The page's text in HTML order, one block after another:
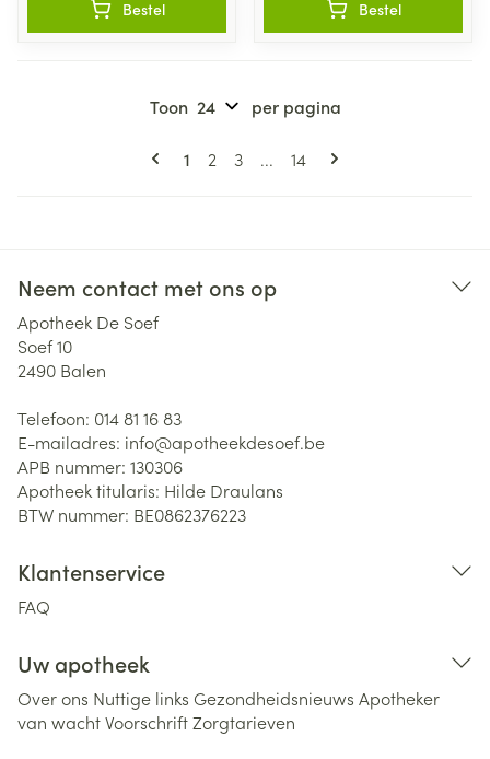
Bestel Bestel
Pagina's
U lees momenteel pagina
1 Pagina
2 Pagina
3 ... Pagina
14
Toon per pagina
Neem contact met ons op
Apotheek De Soef
Soef 10
2490 Balen
Telefoon: 014 81 16 83
E-mailadres: info@apotheekdesoef.be
APB nummer: 130306
Apotheek titularis: Hilde Draulans
BTW nummer: BE0862376223
Klantenservice
FAQ
Uw apotheek
Over ons Nuttige links Gezondheidsnieuws Apotheker
van wachtVoorschriftZorgtarieven